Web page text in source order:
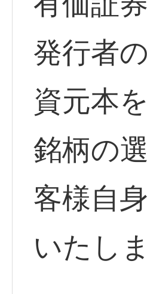
発行者
資元本
銘柄の
客様自
いたし